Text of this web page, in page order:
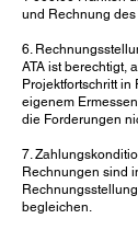
und Rechnung
6.
ATA ist berechtigt,
Projektfortschritt
eigenem
die Forderungen
7.
Rechnungen sind
begleichen.